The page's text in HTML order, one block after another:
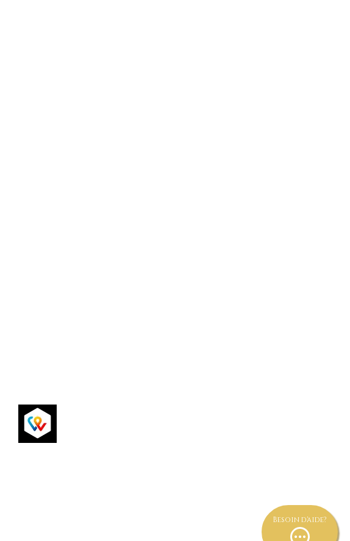
Besoin d'aide?